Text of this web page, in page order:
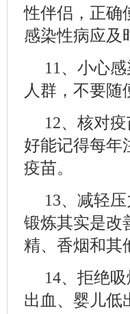
性伴侣，正确
感染性病应及
11、小心
人群，不要
12、核对
好能记得每年
疫苗。
13、减轻
锻炼其实是改
精、香烟和其
14、拒绝
出血、婴儿